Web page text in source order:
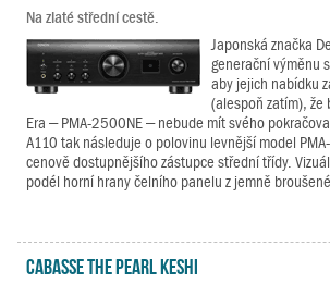
Na zlaté střední cestě.
Japonská značka
generační výměnu
aby jejich nabídku
(alespoň zatím), že
Era – PMA-2500NE – nebude mít svého
A110 tak následuje o polovinu levnější model
cenově dostupnějšího zástupce střední třídy.
podél horní hrany čelního panelu z jemně
Cabasse THE PEARL KESHI